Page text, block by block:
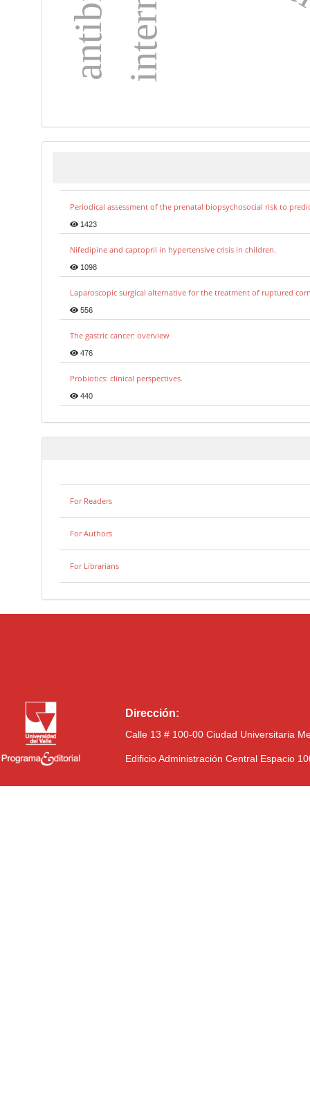
Periodical assessment of the prenatal biopsychosocial risk to
1423
Nifedipine and captopril in hypertensive crisis in children.
1098
Laparoscopic surgical alternative for the treatment of ruptured
556
The gastric cancer: overview
476
Probiotics: clinical perspectives.
440
For Readers
For Authors
For Librarians
Dirección:
Calle 13 # 100-00 Ciudad Universitaria
Edificio Administración Central Espacio